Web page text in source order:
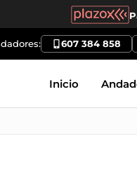
607 384 858
Inicio